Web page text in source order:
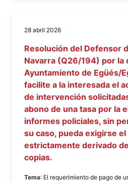
28 abril 2026
Resolución del Defensor
Navarra (Q26/194) por la
Ayuntamiento de Egüés/
facilite a la interesada el
de intervención
abono de una tasa por la
informes policiales, sin
su caso, pueda exigirse
estrictamente derivado
copias.
Tema: El requerimiento de pago de